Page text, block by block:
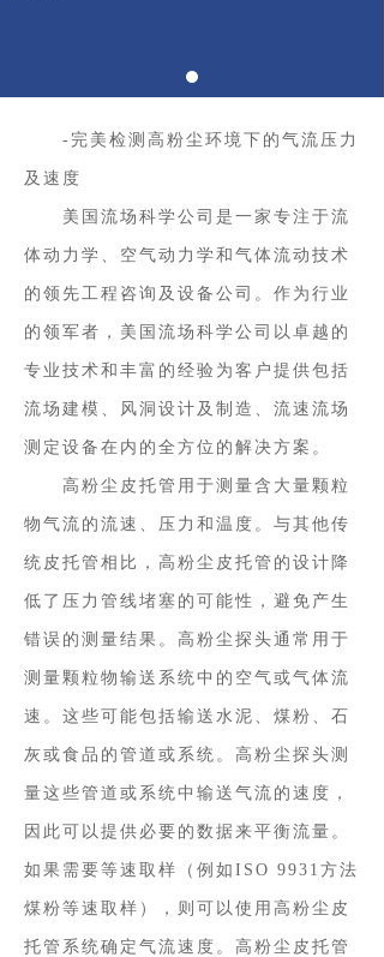
- 完美检测高粉尘环境下的气流压力
及速度
美国流场科学公司是一家专注于流
体动力学、空气动力学和气体流动技术
的领先工程咨询及设备公司。作为行业
的领军者，美国流场科学公司以卓越的
专业技术和丰富的经验为客户提供包括
流场建模、风洞设计及制造、流速流场
测定设备在内的全方位的解决方案。
高粉尘皮托管用于测量含大量颗粒
物气流的流速、压力和温度。与其他传
统皮托管相比，高粉尘皮托管的设计降
低了压力管线堵塞的可能性，避免产生
错误的测量结果。高粉尘探头通常用于
测量颗粒物输送系统中的空气或气体流
速。这些可能包括输送水泥、煤粉、石
灰或食品的管道或系统。高粉尘探头测
量这些管道或系统中输送气流的速度，
因此可以提供必要的数据来平衡流量。
如果需要等速取样（例如ISO 9931方法
煤粉等速取样），则可以使用高粉尘皮
托管系统确定气流速度。高粉尘皮托管